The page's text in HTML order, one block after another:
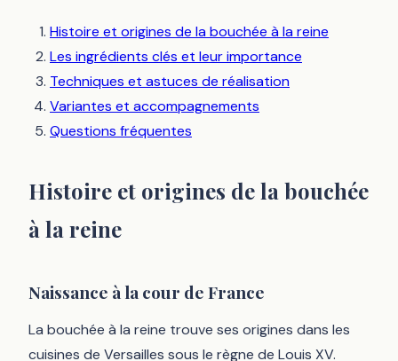
Histoire et origines de la bouchée à la reine
Les ingrédients clés et leur importance
Techniques et astuces de réalisation
Variantes et accompagnements
Questions fréquentes
Histoire et origines de la bouchée
à la reine
Naissance à la cour de France
La bouchée à la reine trouve ses origines dans les
cuisines de Versailles sous le règne de Louis XV.